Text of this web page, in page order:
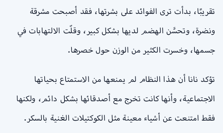
تقريبًا، بدأت ترى الفوائد على بشرتها، فقد أصبحت مشرقة
ونضرة، وتحسَّن الهضم لديها بشكل كبير، وقلّت الالتهابات في
جسمها، وخسرت الكثير من الوزن حول خصرها.
تؤكد نانا أن هذا النظام لم يمنعها من الاستمتاع بحياتها
الاجتماعية، وأنها كانت تخرج مع أصدقائها بشكل دائم، ولكنها
فقط امتنعت عن أشياء معينة مثل الكوكتيلات الغنية بالسكر.